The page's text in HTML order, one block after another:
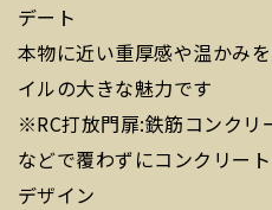
デート
本物に近い重厚感や温かみ
イルの大きな魅力です
※RC打放門扉:鉄筋コンクリ
などで覆わずにコンクリー
デザイン